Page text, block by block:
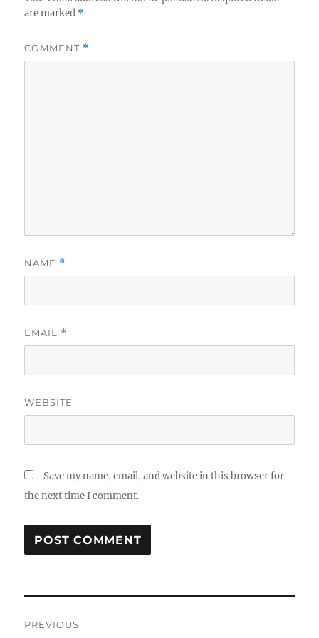
are marked *
COMMENT *
NAME *
EMAIL *
WEBSITE
Save my name, email, and website in this browser for
the next time I comment.
PREVIOUS